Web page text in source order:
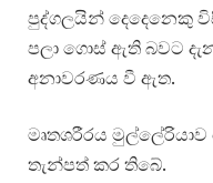
පුද්ගලයින් දෙදෙනෙකු
පලා ගොස් ඇති බවට
අනාවරණය වී ඇත.
මෘතශරීරය මුල්ලේරියාව
තැන්පත් කර තිබේ.